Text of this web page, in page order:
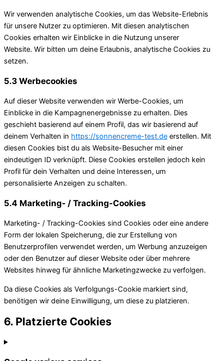
Wir verwenden analytische Cookies, um das Website-Erlebnis
für unsere Nutzer zu optimieren. Mit diesen analytischen
Cookies erhalten wir Einblicke in die Nutzung unserer
Website. Wir bitten um deine Erlaubnis, analytische Cookies zu
setzen.
5.3 Werbecookies
Auf dieser Website verwenden wir Werbe-Cookies, um
Einblicke in die Kampagnenergebnisse zu erhalten. Dies
geschieht basierend auf einem Profil, das wir basierend auf
deinem Verhalten in https://sonnencreme-test.de erstellen. Mit
diesen Cookies bist du als Website-Besucher mit einer
eindeutigen ID verknüpft. Diese Cookies erstellen jedoch kein
Profil für dein Verhalten und deine Interessen, um
personalisierte Anzeigen zu schalten.
5.4 Marketing- / Tracking-Cookies
Marketing- / Tracking-Cookies sind Cookies oder eine andere
Form der lokalen Speicherung, die zur Erstellung von
Benutzerprofilen verwendet werden, um Werbung anzuzeigen
oder den Benutzer auf dieser Website oder über mehrere
Websites hinweg für ähnliche Marketingzwecke zu verfolgen.
Da diese Cookies als Verfolgungs-Cookie markiert sind,
benötigen wir deine Einwilligung, um diese zu platzieren.
6. Platzierte Cookies